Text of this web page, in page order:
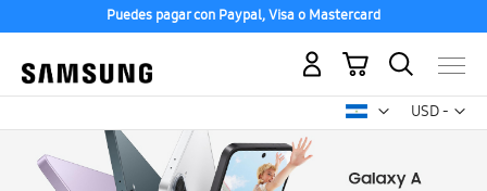
Puedes pagar con Paypal, Visa o Mastercard
USD -
dólar
Mi carrito